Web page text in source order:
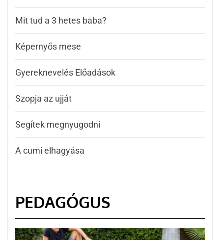
Mit tud a 3 hetes baba?
Képernyős mese
Gyereknevelés Előadások
Szopja az ujját
Segítek megnyugodni
A cumi elhagyása
PEDAGÓGUS